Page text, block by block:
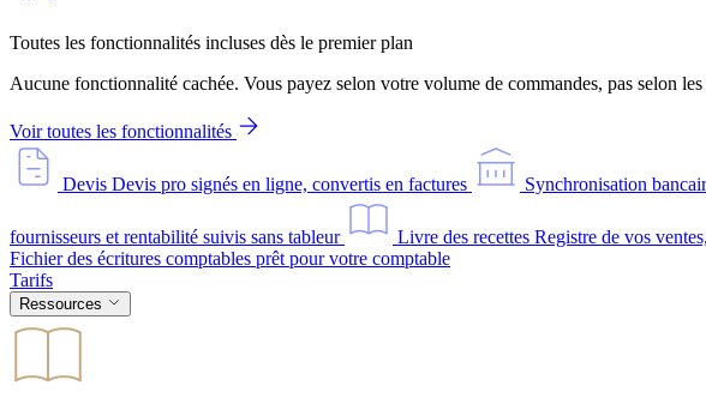
Toutes les fonctionnalités incluses dès le premier plan
Aucune fonctionnalité cachée. Vous payez selon votre volume de commandes, pas selon
Voir toutes les fonctionnalités
Devis Devis pro signés en ligne, convertis en factures Synchronisation
fournisseurs et rentabilité suivis sans tableur Livre des recettes Registre de vos
Fichier des écritures comptables prêt pour votre comptable
Tarifs
Ressources